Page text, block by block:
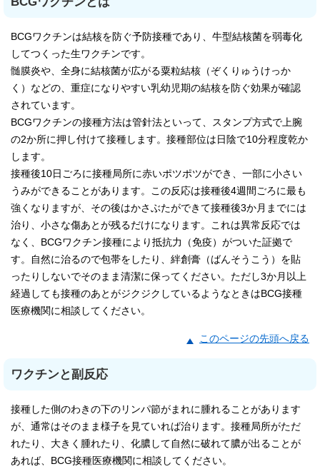
BCGワクチンは結核を防ぐ予防接種であり、牛型結核菌を弱毒化
してつくった生ワクチンです。
髄膜炎や、全身に結核菌が広がる粟粒結核（ぞくりゅうけっか
く）などの、重症になりやすい乳幼児期の結核を防ぐ効果が確認
されています。
BCGワクチンの接種方法は管針法といって、スタンプ方式で上腕
の2か所に押し付けて接種します。接種部位は日陰で10分程度乾か
します。
接種後10日ごろに接種局所に赤いポツポツができ、一部に小さい
うみができることがあります。この反応は接種後4週間ごろに最も
強くなりますが、その後はかさぶたができて接種後3か月までには
治り、小さな傷あとが残るだけになります。これは異常反応では
なく、BCGワクチン接種により抵抗力（免疫）がついた証拠で
す。自然に治るので包帯をしたり、絆創膏（ばんそうこう）を貼
ったりしないでそのまま清潔に保ってください。ただし3か月以上
経過しても接種のあとがジクジクしているようなときはBCG接種
医療機関に相談してください。
このページの先頭へ戻る
ワクチンと副反応
接種した側のわきの下のリンパ節がまれに腫れることがあります
が、通常はそのまま様子を見ていれば治ります。接種局所がただ
れたり、大きく腫れたり、化膿して自然に破れて膿が出ることが
あれば、BCG接種医療機関に相談してください。